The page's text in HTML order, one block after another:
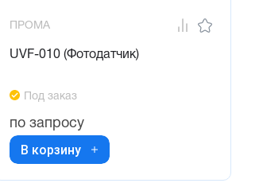
ПРОМА
UVF-010 (Фотодатчик)
Под заказ
по запросу
В корзину